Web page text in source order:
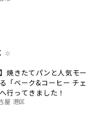
焼きたてパンと人気モー
「ベーク&コーヒー チェ
行ってきました！
屋 港区